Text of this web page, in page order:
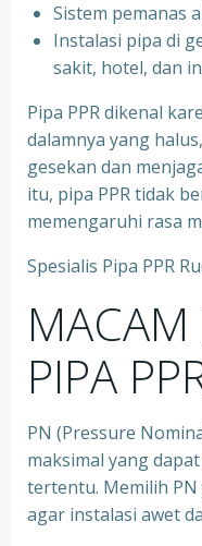
⁠Sistem pemanas
⁠Instalasi pipa di
sakit, hotel, dan
Pipa PPR dikenal
dalamnya yang
gesekan dan
itu, pipa PPR tidak
memengaruhi rasa
Spesialis Pipa PPR
PIPA
PN (Pressure
maksimal yang
tertentu. Memilih
agar instalasi awet